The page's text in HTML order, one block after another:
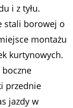
i z tyłu.
stali borowej o
montażu
kurtynowych.
przednie
jazdy w